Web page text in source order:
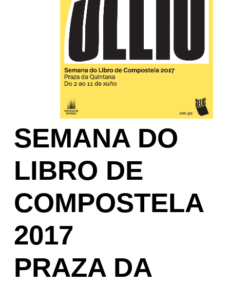
SEMANA DO
LIBRO DE
COMPOSTELA
2017
PRAZA DA